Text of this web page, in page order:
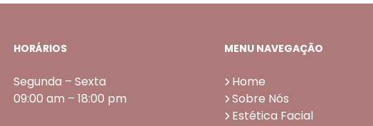
HORÁRIOS
Segunda – Sexta
09:00 am – 18:00 pm
MENU NAVEGAÇÃO
Home
Sobre Nós
Estética Facial